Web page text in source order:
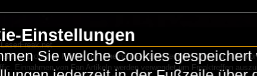
und offenes Forum zum Thema Lasershowtechnik. Wir sind nicht
Einnahmen von Fan Artikeln werden verwendet um Freaktreffen
Einstellungen
Sie welche Cookies